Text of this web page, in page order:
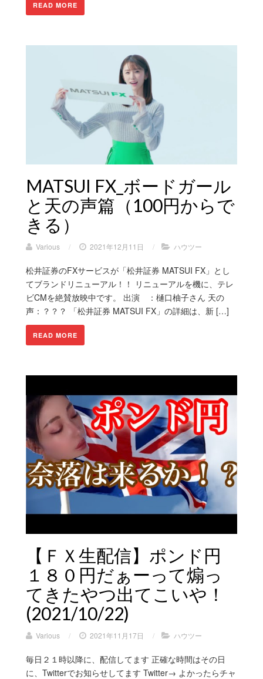
READ MORE
MATSUI FX_ボードガール
と天の声篇（100円からで
きる）
Various / 2021年12月11日 / ハウツー
松井証券のFXサービスが「松井証券 MATSUI FX」とし
てブランドリニューアル！！ リニューアルを機に、テレ
ビCMを絶賛放映中です。 出演 ：樋口柚子さん 天の
声：？？？ 「松井証券 MATSUI FX」の詳細は、新 […]
READ MORE
【ＦＸ生配信】ポンド円
１８０円だぁーって煽っ
てきたやつ出てこいや！
(2021/10/22)
Various / 2021年11月17日 / ハウツー
毎日２１時以降に、配信してます 正確な時間はその日
に、Twitterでお知らせしてます Twitter→ よかったらチャ